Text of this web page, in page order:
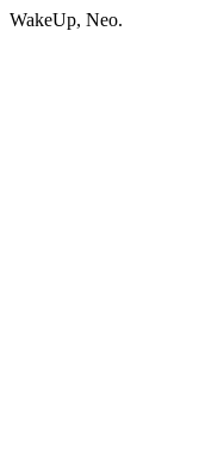
WakeUp, Neo.